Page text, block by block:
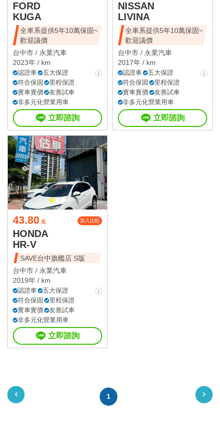
FORD
KUGA
全車系提供5年10萬保固~
歡迎議價
台中市 / 永業汽車
2023年 / km
認證車
五大保證
符合保固
里程保證
實車實價
友善試車
非多元化營業用車
立即諮詢
NISSAN
LIVINA
全車系提供5年10萬保固~
歡迎議價
台中市 / 永業汽車
2017年 / km
認證車
五大保證
符合保固
里程保證
實車實價
友善試車
非多元化營業用車
立即諮詢
43.80 萬 加入比較
HONDA
HR-V
SAVE台中旗艦店 S版
台中市 / 永業汽車
2019年 / km
認證車
五大保證
符合保固
里程保證
實車實價
友善試車
非多元化營業用車
立即諮詢
1